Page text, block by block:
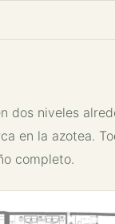
dos niveles
en la azotea.
completo.